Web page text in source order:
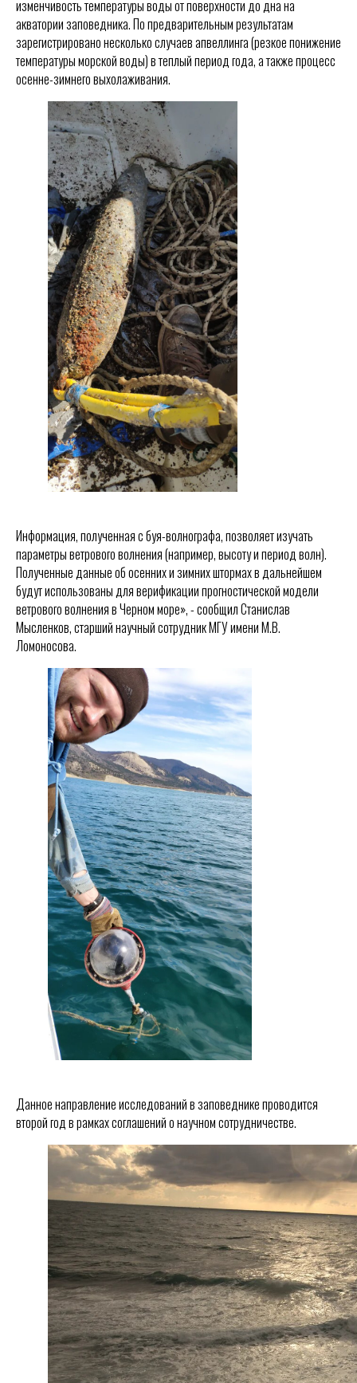
изменчивость температуры воды от поверхности до дна на
акватории заповедника. По предварительным результатам
зарегистрировано несколько случаев апвеллинга (резкое понижение
температуры морской воды) в теплый период года, а также процесс
осенне-зимнего выхолаживания.
Информация, полученная с буя-волнографа, позволяет изучать
параметры ветрового волнения (например, высоту и период волн).
Полученные данные об осенних и зимних штормах в дальнейшем
будут использованы для верификации прогностической модели
ветрового волнения в Черном море», - сообщил Станислав
Мысленков, старший научный сотрудник МГУ имени М.В.
Ломоносова.
Данное направление исследований в заповеднике проводится
второй год в рамках соглашений о научном сотрудничестве.